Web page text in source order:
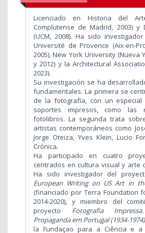
Licenciado en Historia del
Complutense de Madrid, 2003) y
(UCM, 2008). Ha sido
Université de Provence (Aix-en-
2005), New York University (Nueva
y 2012) y la Architectural
2023).
Su investigación se ha
fundamentales. La primera se
de la fotografía, con un
soportes impresos, como las
fotolibros. La segunda trata
artistas contemporáneos como
Jorge Oteiza, Yves Klein, Lucio
Crónica.
Ha participado en cuatro
centrados en cultura visual y arte
Ha sido investigador del
European Writing on US Art in
(financiado por Terra Foundation
2014-2020), y miembro del
proyecto Fotografia
Propaganda em Portugal (1934-1974)
la Fundaçao para a Ciência e a